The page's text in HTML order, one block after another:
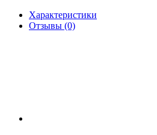
Характеристики
Отзывы (0)